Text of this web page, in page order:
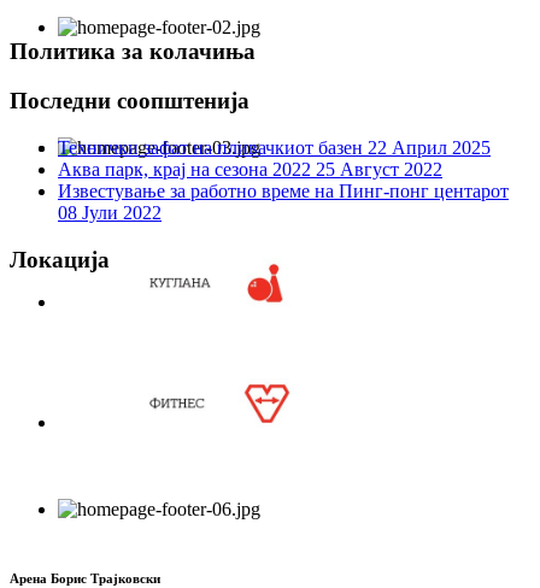
Политика за колачиња
Последни соопштенија
Технички зафат на пливачкиот базен 22 Април 2025
Аква парк, крај на сезона 2022 25 Август 2022
Известување за работно време на Пинг-понг центарот
08 Јули 2022
Локација
Арена Борис Трајковски